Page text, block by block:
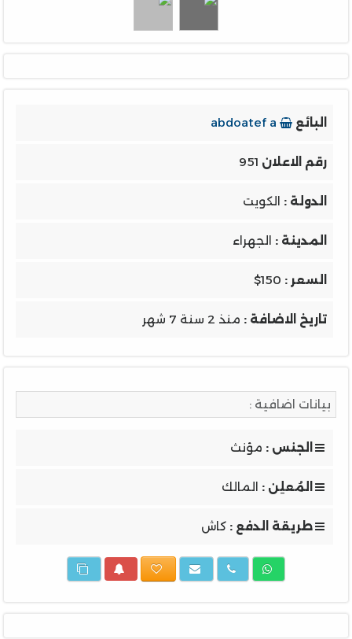
البائع
رقم الاعلان 951
الدولة : الكويت
المدينة : الجهراء
السعر : $150
تاريخ الاضافة : منذ 2 سنة 7 شهر
بيانات اضافية :
الجنس : مؤنث
المُعلِن : المالك
طريقة الدفع : كاش